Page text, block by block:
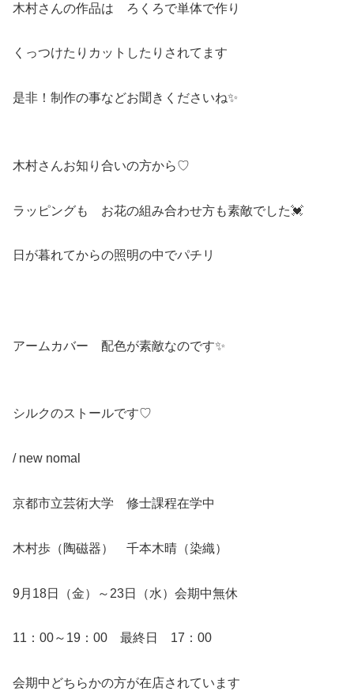
木村さんの作品は ろくろで単体で作り
くっつけたりカットしたりされてます
是非！制作の事などお聞きくださいね✨
木村さんお知り合いの方から♡
ラッピングも お花の組み合わせ方も素敵でした💓
日が暮れてからの照明の中でパチリ
アームカバー 配色が素敵なのです✨
シルクのストールです♡
/ new nomal
京都市立芸術大学 修士課程在学中
木村歩（陶磁器） 千本木晴（染織）
9月18日（金）～23日（水）会期中無休
11：00～19：00 最終日 17：00
会期中どちらかの方が在店されています